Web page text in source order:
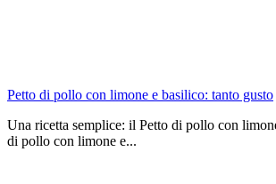
Petto di pollo con limone e basilico: tanto gusto
Una ricetta semplice: il Petto di pollo con
di pollo con limone e...